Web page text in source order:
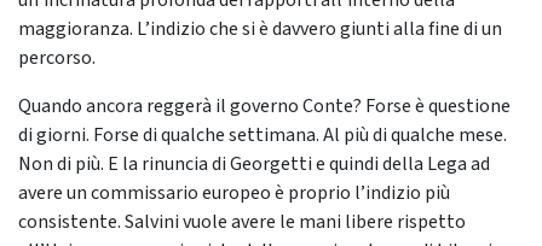
maggioranza. L’indizio che si è davvero giunti alla fine di un
percorso.
Quando ancora reggerà il governo Conte? Forse è questione
di giorni. Forse di qualche settimana. Al più di qualche mese.
Non di più. E la rinuncia di Georgetti e quindi della Lega ad
avere un commissario europeo è proprio l’indizio più
consistente. Salvini vuole avere le mani libere rispetto